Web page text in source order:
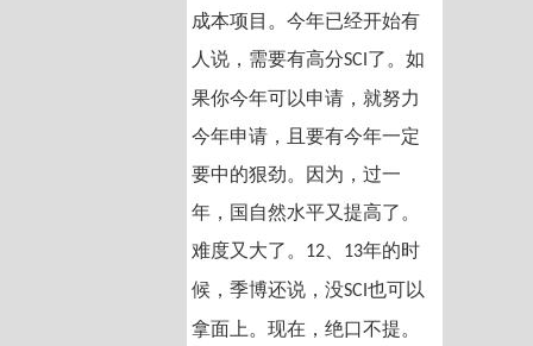
成本项目。今年已经开始有
人说，需要有高分SCI 了。如
果你今年可以申请，就努力
今年申请，且要有今年一定
要中的狠劲。因为，过一
年，国自然水平又提高了。
难度又大了。 12 13年的时
候，季博还说，没SCI也可以
拿面上。现在，绝口不提。